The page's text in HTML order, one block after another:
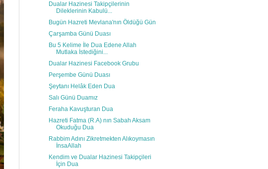
Dualar Hazinesi Takipçilerinin
Dileklerinin Kabulü...
Bugün Hazreti Mevlana'nın Öldüğü Gün
Çarşamba Günü Duası
Bu 5 Kelime İle Dua Edene Allah
Mutlaka İstediğini...
Dualar Hazinesi Facebook Grubu
Perşembe Günü Duası
Şeytanı Helâk Eden Dua
Salı Günü Duamız
Feraha Kavuşturan Dua
Hazreti Fatma (R.A) nın Sabah Aksam
Okuduğu Dua
Rabbim Adını Zikretmekten Alıkoymasın
İnsaAllah
Kendim ve Dualar Hazinesi Takipçileri
İçin Dua